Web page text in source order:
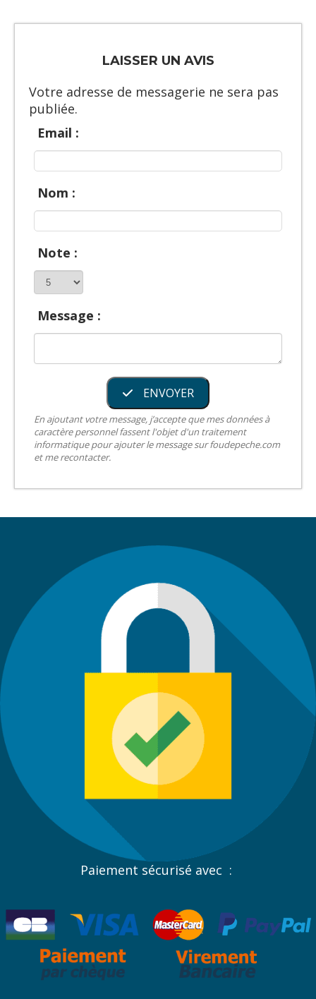
LAISSER UN AVIS
Votre adresse de messagerie ne sera pas
publiée.
Email :
Nom :
Note :
Message :
ENVOYER
En ajoutant votre message, j’accepte que mes données à
caractère personnel fassent l'objet d'un traitement
informatique pour ajouter le message sur foudepeche.com
et me recontacter.
Paiement sécurisé avec :